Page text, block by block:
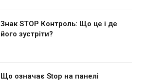
Знак STOP Контроль: Що це і де
його зустріти?
Що означає Stop на панелі